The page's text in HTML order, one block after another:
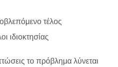
τέλος
ιδιοκτησίας
το πρόβλημα λύνεται